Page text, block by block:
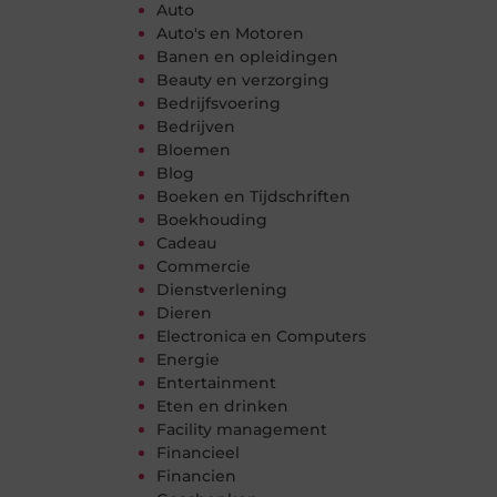
Auto
Auto's en Motoren
Banen en opleidingen
Beauty en verzorging
Bedrijfsvoering
Bedrijven
Bloemen
Blog
Boeken en Tijdschriften
Boekhouding
Cadeau
Commercie
Dienstverlening
Dieren
Electronica en Computers
Energie
Entertainment
Eten en drinken
Facility management
Financieel
Financien